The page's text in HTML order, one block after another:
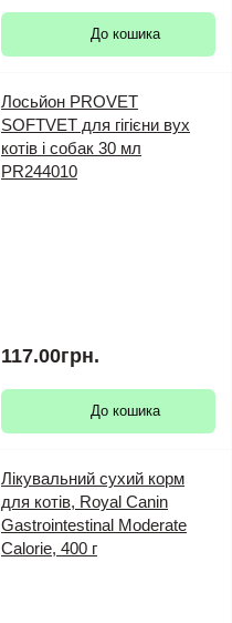
До кошика
Лосьйон PROVET
SOFTVET для гігієни вух
котів і собак 30 мл
PR244010
117.00грн.
До кошика
Лікувальний сухий корм
для котів, Royal Canin
Gastrointestinal Moderate
Calorie, 400 г